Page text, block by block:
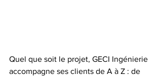
Quel que soit le projet, GECI Ingénierie
accompagne ses clients de A à Z : de